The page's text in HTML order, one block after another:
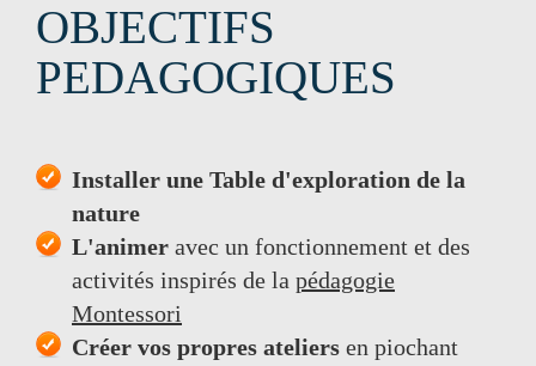
OBJECTIFS
PEDAGOGIQUES
Installer une Table d'exploration de la
nature
L'animer avec un fonctionnement et des
activités inspirés de la pédagogie
Montessori
Créer vos propres ateliers en piochant